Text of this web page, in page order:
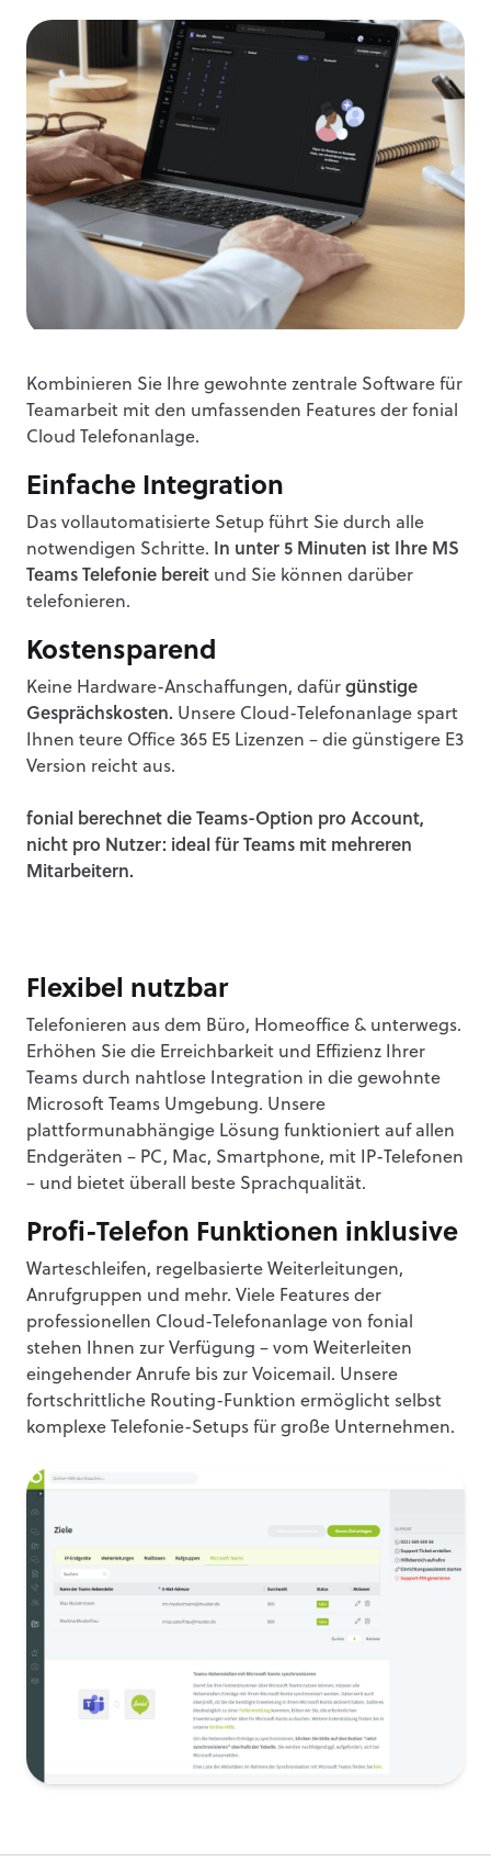
Kombinieren Sie Ihre gewohnte zentrale Software für
Teamarbeit mit den umfassenden Features der fonial
Cloud Telefonanlage.
Einfache Integration
Das vollautomatisierte Setup führt Sie durch alle
notwendigen Schritte.
In unter 5 Minuten ist Ihre MS
Teams Telefonie bereit und Sie können darüber
telefonieren.
Kostensparend
Keine Hardware-Anschaffungen, dafür günstige
Gesprächskosten. Unsere Cloud-Telefonanlage spart
Ihnen teure Office 365 E5 Lizenzen – die günstigere E3
Version reicht aus.
fonial berechnet die Teams-Option pro Account,
nicht pro Nutzer: ideal für Teams mit mehreren
Mitarbeitern.
Flexibel nutzbar
Telefonieren aus dem Büro, Homeoffice & unterwegs.
Erhöhen Sie die Erreichbarkeit und Effizienz Ihrer
Teams durch nahtlose Integration in die gewohnte
Microsoft Teams Umgebung. Unsere
plattformunabhängige Lösung funktioniert auf allen
Endgeräten – PC, Mac, Smartphone, mit IP-Telefonen
– und bietet überall beste Sprachqualität.
Profi-Telefon Funktionen inklusive
Warteschleifen, regelbasierte Weiterleitungen,
Anrufgruppen und mehr. Viele Features der
professionellen Cloud-Telefonanlage von fonial
stehen Ihnen zur Verfügung – vom Weiterleiten
eingehender Anrufe bis zur Voicemail. Unsere
fortschrittliche Routing-Funktion ermöglicht selbst
komplexe Telefonie-Setups für große Unternehmen.